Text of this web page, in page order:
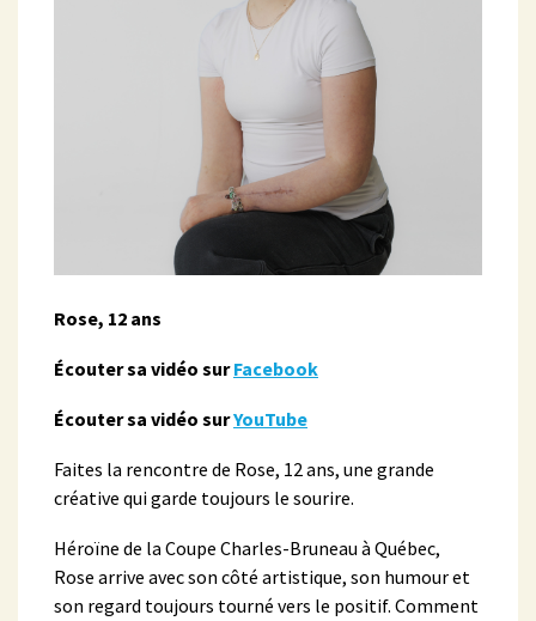
Rose, 12 ans
Écouter sa vidéo surFacebook
Écouter sa vidéo surYouTube
Faites la rencontre de Rose, 12 ans, une grande
créative qui garde toujours le sourire.
Héroïne de la Coupe Charles-Bruneau à Québec,
Rose arrive avec son côté artistique, son humour et
son regard toujours tourné vers le positif. Comment